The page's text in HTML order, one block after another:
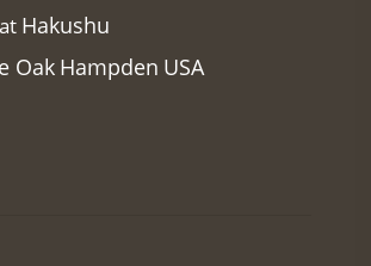
Hakushu
Oak Hampden USA